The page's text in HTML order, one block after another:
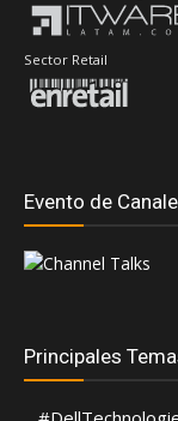
Sector Retail
Evento de
Principales